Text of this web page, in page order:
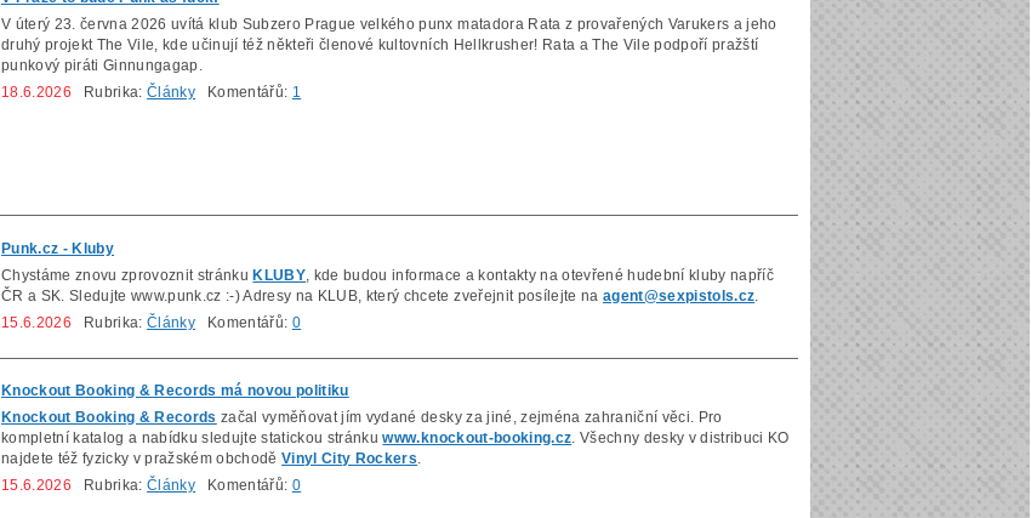
V úterý 23. června 2026 uvítá klub Subzero Prague velkého punx matadora Rata z provařených Varukers a jeho
druhý projekt The Vile, kde učinují též někteři členové kultovních Hellkrusher! Rata a The Vile podpoří pražští
punkový piráti Ginnungagap.
18.6.2026 Rubrika:Články Komentářů: 1
Punk.cz - Kluby
Chystáme znovu zprovoznit stránku KLUBY, kde budou informace a kontakty na otevřené hudební kluby napříč
ČR a SK. Sledujte www.punk.cz :-) Adresy na KLUB, který chcete zveřejnit posílejte na agent@sexpistols.cz.
15.6.2026 Rubrika:Články Komentářů: 0
Knockout Booking & Records má novou politiku
Knockout Booking & Records začal vyměňovat jím vydané desky za jiné, zejména zahraniční věci. Pro
kompletní katalog a nabídku sledujte statickou stránkuwww.knockout-booking.cz. Všechny desky v distribuci KO
najdete též fyzicky v pražském obchoděVinyl City Rockers.
15.6.2026 Rubrika:Články Komentářů: 0